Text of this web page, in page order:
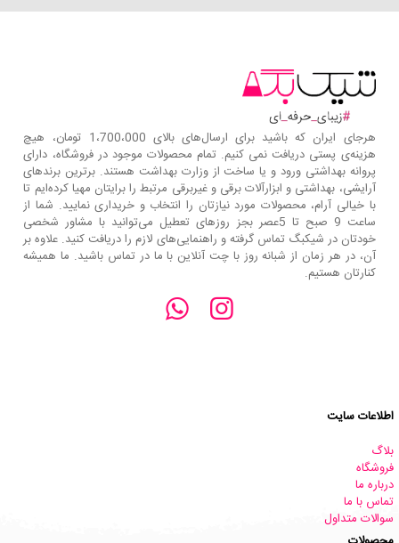
هرجای ایران که باشید برای ارسال‌های بالای 1،700،000 تومان، هیچ
هزینه‌ی پستی دریافت نمی کنیم. تمام محصولات موجود در فروشگاه، دارای
پروانه بهداشتی ورود و یا ساخت از وزارت بهداشت هستند. برترین‌ برندهای
آرایشی، بهداشتی و ابزارآلات برقی و غیربرقی مرتبط را برایتان مهیا کرده‌ایم تا
با خیالی آرام، محصولات مورد نیازتان را انتخاب و خریداری نمایید. شما از
ساعت 9 صبح تا 5عصر بجز روزهای تعطیل می‌توانید با مشاور شخصی
خودتان در شیکبگ تماس گرفته و راهنمایی‌های لازم را دریافت کنید. علاوه بر
آن، در هر زمان از شبانه روز با چت آنلاین با ما در تماس باشید. ما همیشه
کنارتان هستیم.
اطلاعات سایت
بلاگ
فروشگاه
درباره ما
تماس با ما
سوالات متداول